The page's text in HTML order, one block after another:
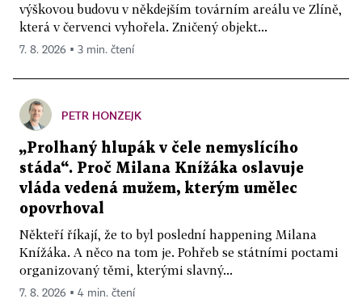
výškovou budovu v někdejším továrním areálu ve Zlíně,
která v červenci vyhořela. Zničený objekt...
7. 8. 2026 ▪ 3 min. čtení
PETR HONZEJK
„Prolhaný hlupák v čele nemyslícího
stáda“. Proč Milana Knížáka oslavuje
vláda vedená mužem, kterým umělec
opovrhoval
Někteří říkají, že to byl poslední happening Milana
Knížáka. A něco na tom je. Pohřeb se státními poctami
organizovaný těmi, kterými slavný...
7. 8. 2026 ▪ 4 min. čtení